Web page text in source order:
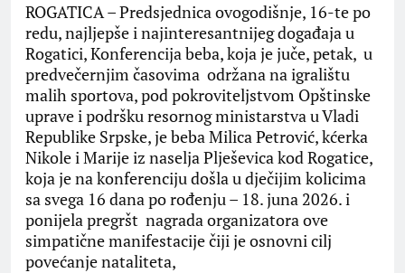
ROGATICA – Predsjednica ovogodišnje, 16-te po
redu, najljepše i najinteresantnijeg događaja u
Rogatici, Konferencija beba, koja je juče, petak, u
predvečernjim časovima održana na igralištu
malih sportova, pod pokroviteljstvom Opštinske
uprave i podršku resornog ministarstva u Vladi
Republike Srpske, je beba Milica Petrović, kćerka
Nikole i Marije iz naselja Plješevica kod Rogatice,
koja je na konferenciju došla u dječijim kolicima
sa svega 16 dana po rođenju – 18. juna 2026. i
ponijela pregršt nagrada organizatora ove
simpatične manifestacije čiji je osnovni cilj
povećanje nataliteta,